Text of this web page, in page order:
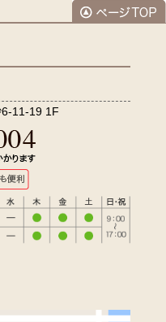
11-19 1F